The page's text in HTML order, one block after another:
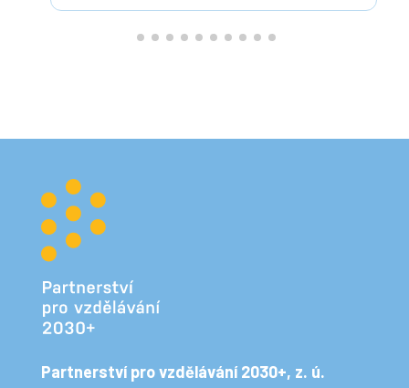
Partnerství pro vzdělávání 2030+, z. ú.